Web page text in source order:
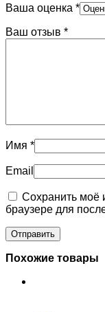
Ваша оценка *
Ваш отзыв *
Имя *
Email
Сохранить моё
браузере для
Похожие товары